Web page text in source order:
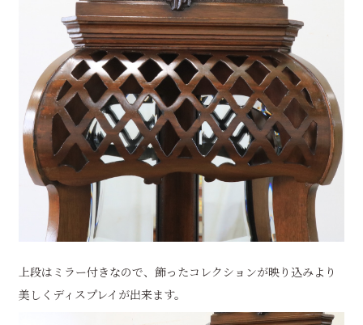
上段はミラー付きなので、飾ったコレクションが映り込みより
美しくディスプレイが出来ます。